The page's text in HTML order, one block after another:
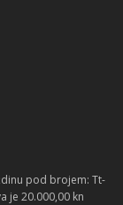
pod brojem: Tt-
je 20.000,00 kn